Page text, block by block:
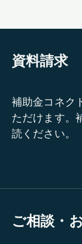
資料請求
補助金コネク
ただけます。
読ください。
ご相談・